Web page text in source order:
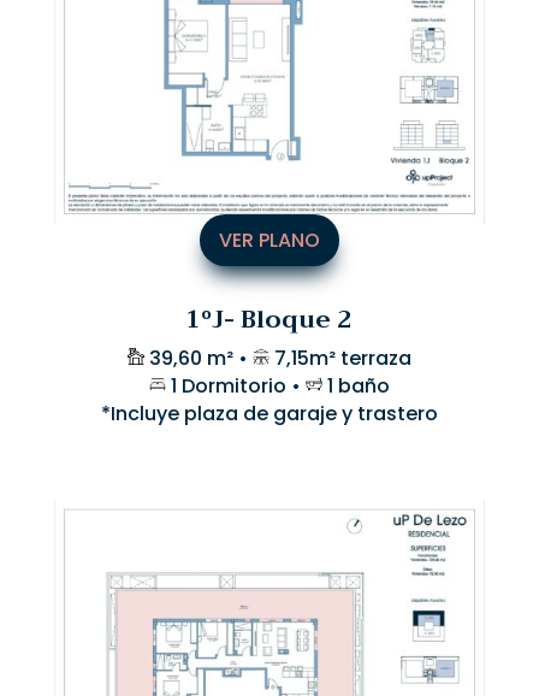
VER PLANO
1ºJ- Bloque 2
39,60 m² •
7,15m² terraza
1 Dormitorio •
1 baño
*Incluye plaza de garaje y trastero